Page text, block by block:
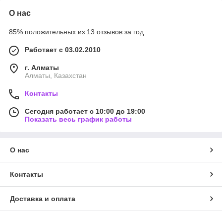
О нас
85% положительных из 13 отзывов за год
Работает с 03.02.2010
г. Алматы
Алматы, Казахстан
Контакты
Сегодня работает с 10:00 до 19:00
Показать весь график работы
О нас
Контакты
Доставка и оплата